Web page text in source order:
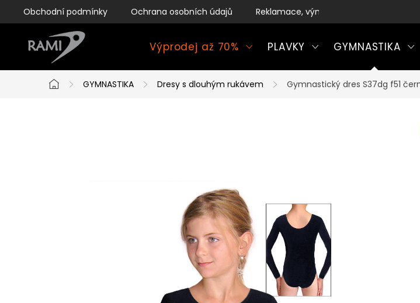
na
Obchodní podmínky Ochrana osobních údajů Reklamace, výměny a vrácení zboží
Výprodej až 70% PLAVKY GYMNASTIKA
Domů
GYMNASTIKA Dresy s dlouhým rukávem Gymnastický dres S37dg f51